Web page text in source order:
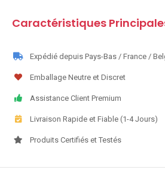
Caractéristiques
Expédié depuis Pays-Bas / France /
Emballage Neutre et Discret
Assistance Client Premium
Livraison Rapide et Fiable (1-4 Jours)
Produits Certifiés et Testés